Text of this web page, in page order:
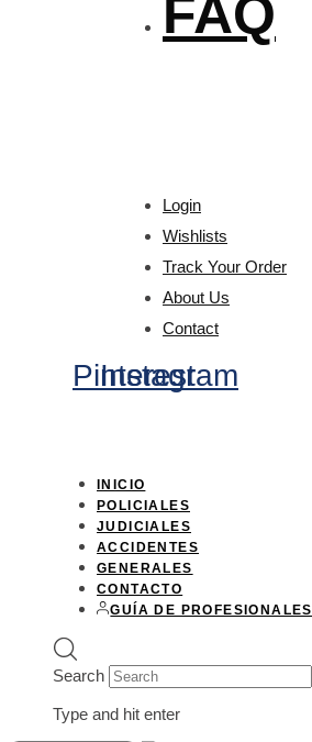
FAQ
Login
Wishlists
Track Your Order
About Us
Contact
Pinterest
Instagram
INICIO
POLICIALES
JUDICIALES
ACCIDENTES
GENERALES
CONTACTO
GUÍA DE PROFESIONALES
Search
Type and hit enter